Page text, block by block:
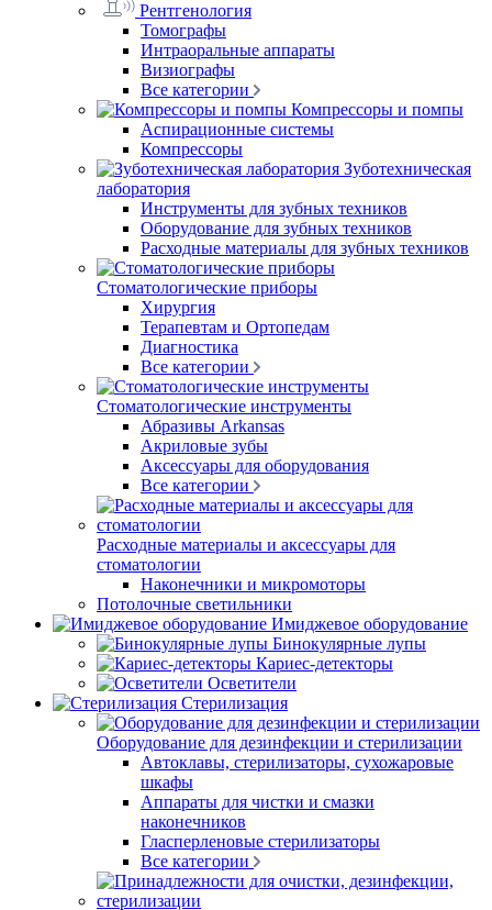
Рентгенология
Томографы
Интраоральные аппараты
Визиографы
Все категории
Компрессоры и помпы
Аспирационные системы
Компрессоры
Зуботехническая
лаборатория
Инструменты для зубных техников
Оборудование для зубных техников
Расходные материалы для зубных техников
Стоматологические приборы
Хирургия
Терапевтам и Ортопедам
Диагностика
Все категории
Стоматологические инструменты
Абразивы Arkansas
Акриловые зубы
Аксессуары для оборудования
Все категории
Расходные материалы и аксессуары для
стоматологии
Наконечники и микромоторы
Потолочные светильники
Имиджевое оборудование
Бинокулярные лупы
Кариес-детекторы
Осветители
Стерилизация
Оборудование для дезинфекции и стерилизации
Автоклавы, стерилизаторы, сухожаровые
шкафы
Аппараты для чистки и смазки
наконечников
Гласперленовые стерилизаторы
Все категории